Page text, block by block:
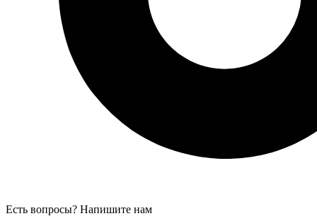
Есть вопросы? Напишите нам